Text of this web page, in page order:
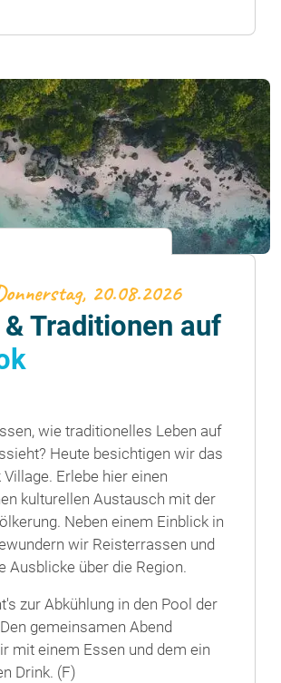
20.08.2026
Traditionen auf
wie traditionelles Leben auf
Heute besichtigen wir das
Village. Erlebe hier einen
kulturellen Austausch mit der
Neben einem Einblick in
wir Reisterrassen und
Ausblicke über die Region.
zur Abkühlung in den Pool der
gemeinsamen Abend
mit einem Essen und dem ein
Drink. (F)